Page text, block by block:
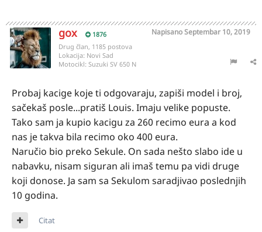
gox 1876 NapisanoSeptembar 10, 2019
Drug član, 1185 postova
Lokacija: Novi Sad
Motocikl: Suzuki SV 650 N
Probaj kacige koje ti odgovaraju, zapiši model i broj,
sačekaš posle...pratiš Louis. Imaju velike popuste.
Tako sam ja kupio kacigu za 260 recimo eura a kod
nas je takva bila recimo oko 400 eura.
Naručio bio preko Sekule. On sada nešto slabo ide u
nabavku, nisam siguran ali imaš temu pa vidi druge
koji donose. Ja sam sa Sekulom saradjivao poslednjih
10 godina.
Citat